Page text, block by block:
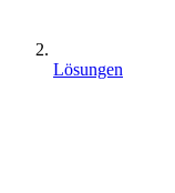
Lösungen